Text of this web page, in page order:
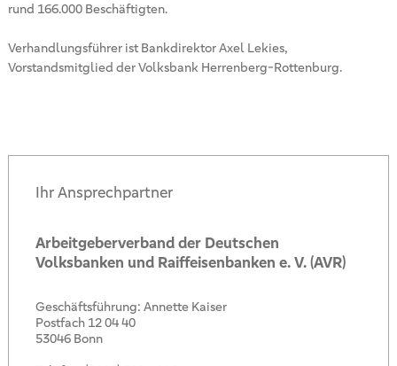
rund 166.000 Beschäftigten.
Verhandlungsführer ist Bankdirektor Axel Lekies,
Vorstandsmitglied der Volksbank Herrenberg-Rottenburg.
Ihr Ansprechpartner
Arbeitgeberverband der Deutschen
Volksbanken und Raiffeisenbanken e. V. (AVR)
Geschäftsführung: Annette Kaiser
Postfach 12 04 40
53046 Bonn